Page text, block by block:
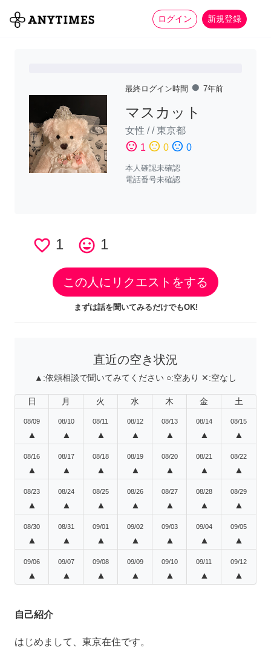
ログイン 新規登録
全て 家事 more_horiz
最終ログイン時間 fiber_manual_record 7年前
マスカット
女性 //東京都
sentiment_satisfied 1 sentiment_neutral 0 sentiment_dissatisfied 0
本人確認未確認
電話番号未確認
favorite_border 1 tag_faces 1
この人にリクエストをする
まずは話を聞いてみるだけでもOK!
直近の空き状況
▲:依頼相談で聞いてみてください ○:空あり ✕:空なし
日 月 火 水 木 金 土
08/09
▲
08/10
▲
08/11
▲
08/12
▲
08/13
▲
08/14
▲
08/15
▲
08/16
▲
08/17
▲
08/18
▲
08/19
▲
08/20
▲
08/21
▲
08/22
▲
08/23
▲
08/24
▲
08/25
▲
08/26
▲
08/27
▲
08/28
▲
08/29
▲
08/30
▲
08/31
▲
09/01
▲
09/02
▲
09/03
▲
09/04
▲
09/05
▲
09/06
▲
09/07
▲
09/08
▲
09/09
▲
09/10
▲
09/11
▲
09/12
▲
自己紹介
はじめまして、東京在住です。